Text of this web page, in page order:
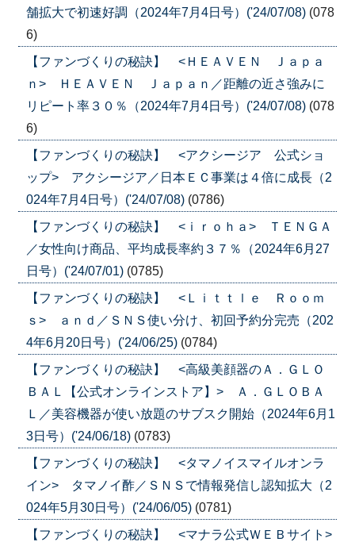
舗拡大で初速好調（2024年7月4日号）('24/07/08) (078
6)
【ファンづくりの秘訣】 <ＨＥＡＶＥＮ Ｊａｐａ
ｎ> ＨＥＡＶＥＮ Ｊａｐａｎ／距離の近さ強みに
リピート率３０％（2024年7月4日号）('24/07/08) (078
6)
【ファンづくりの秘訣】 <アクシージア 公式ショ
ップ> アクシージア／日本ＥＣ事業は４倍に成長（2
024年7月4日号）('24/07/08) (0786)
【ファンづくりの秘訣】 <ｉｒｏｈａ> ＴＥＮＧＡ
／女性向け商品、平均成長率約３７％（2024年6月27
日号）('24/07/01) (0785)
【ファンづくりの秘訣】 <Ｌｉｔｔｌｅ Ｒｏｏｍ
ｓ> ａｎｄ／ＳＮＳ使い分け、初回予約分完売（202
4年6月20日号）('24/06/25) (0784)
【ファンづくりの秘訣】 <高級美顔器のＡ．ＧＬＯ
ＢＡＬ【公式オンラインストア】> Ａ．ＧＬＯＢＡ
Ｌ／美容機器が使い放題のサブスク開始（2024年6月1
3日号）('24/06/18) (0783)
【ファンづくりの秘訣】 <タマノイスマイルオンラ
イン> タマノイ酢／ＳＮＳで情報発信し認知拡大（2
024年5月30日号）('24/06/05) (0781)
【ファンづくりの秘訣】 <マナラ公式ＷＥＢサイト>